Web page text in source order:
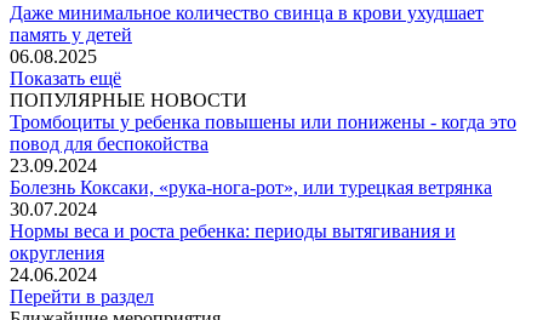
Даже минимальное количество свинца в крови ухудшает
память у детей
06.08.2025
Показать ещё
ПОПУЛЯРНЫЕ НОВОСТИ
Тромбоциты у ребенка повышены или понижены - когда это
повод для беспокойства
23.09.2024
Болезнь Коксаки, «рука-нога-рот», или турецкая ветрянка
30.07.2024
Нормы веса и роста ребенка: периоды вытягивания и
округления
24.06.2024
Перейти в раздел